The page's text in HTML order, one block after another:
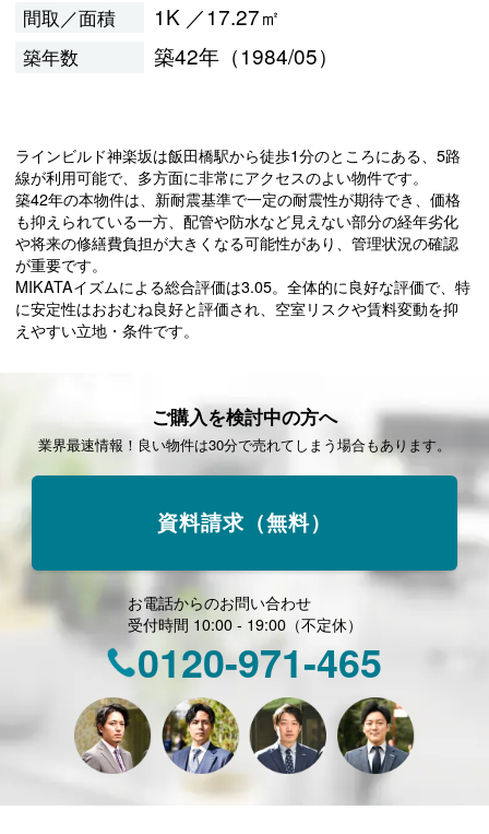
間取／面積 1K ／17.27㎡
築年数 築42年（1984/05）
ラインビルド神楽坂は飯田橋駅から徒歩1分のところにある、5路
線が利用可能で、多方面に非常にアクセスのよい物件です。
築42年の本物件は、新耐震基準で一定の耐震性が期待でき、価格
も抑えられている一方、配管や防水など見えない部分の経年劣化
や将来の修繕費負担が大きくなる可能性があり、管理状況の確認
が重要です。
MIKATAイズムによる総合評価は3.05。全体的に良好な評価で、特
に安定性はおおむね良好と評価され、空室リスクや賃料変動を抑
えやすい立地・条件です。
ご購入を検討中の方へ
業界最速情報！良い物件は30分で売れてしまう場合もあります。
資料請求（無料）
お電話からのお問い合わせ
受付時間 10:00 - 19:00（不定休）
0120-971-465